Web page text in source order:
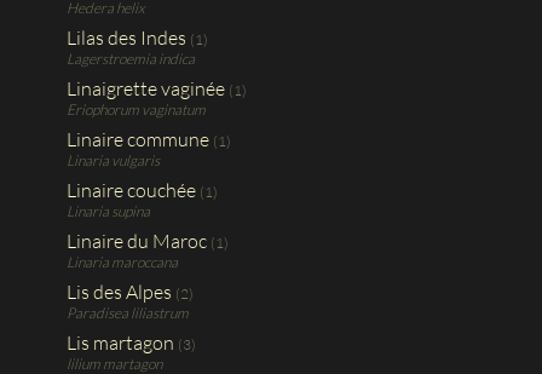
Hedera helix
Lilas des Indes (1)
Lagerstroemia indica
Linaigrette vaginée (1)
Eriophorum vaginatum
Linaire commune (1)
Linaria vulgaris
Linaire couchée (1)
Linaria supina
Linaire du Maroc (1)
Linaria maroccana
Lis des Alpes (2)
Paradisea liliastrum
Lis martagon (3)
lilium martagon